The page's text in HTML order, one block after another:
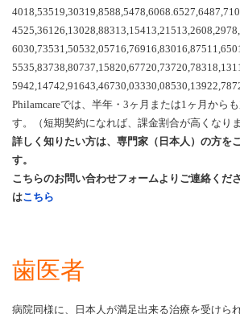
Philamcareでは、半年・3ヶ月または1ヶ月から
す。（短期契約になれば、課金割合が高くなりま
詳しく知りたい方は、専門家（日本人）の方を
す。
こちらのお問い合わせフォームよりご連絡くだ
はこちら
歯医者
病院同様に、日本人が満足出来る治療を受けら